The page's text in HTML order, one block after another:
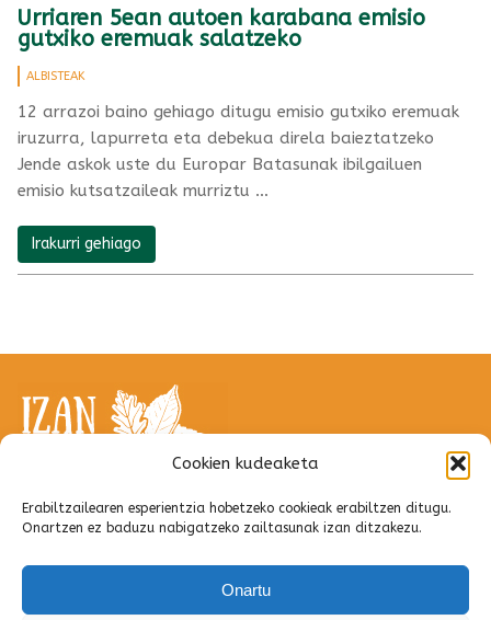
Cookien kudeaketa
Erabiltzailearen esperientzia hobetzeko cookieak erabiltzen ditugu.
Onartzen ez baduzu nabigatzeko zailtasunak izan ditzakezu.
Onartu
Urriaren 5ean autoen karabana emisio
gutxiko eremuak salatzeko
ALBISTEAK
12 arrazoi baino gehiago ditugu emisio gutxiko eremuak
iruzurra, lapurreta eta debekua direla baieztatzeko
Jende askok uste du Europar Batasunak ibilgailuen
emisio kutsatzaileak murriztu …
Irakurri gehiago